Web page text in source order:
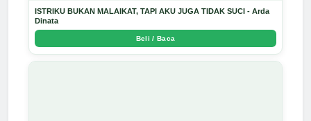
ISTRIKU BUKAN MALAIKAT, TAPI AKU JUGA TIDAK SUCI - Arda
Dinata
Beli / Baca